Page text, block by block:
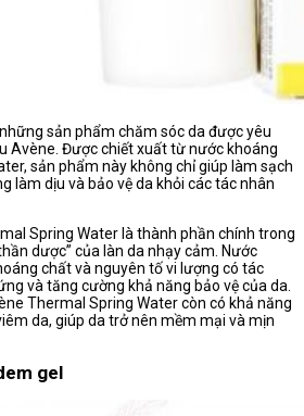
sản phẩm chăm sóc da được yêu
Avène. Được chiết xuất từ nước khoáng
sản phẩm này không chỉ giúp làm sạch
làm dịu và bảo vệ da khỏi các tác nhân
Spring Water là thành phần chính trong
dược” của làn da nhạy cảm. Nước
chất và nguyên tố vi lượng có tác
và tăng cường khả năng bảo vệ của da.
Thermal Spring Water còn có khả năng
da, giúp da trở nên mềm mại và mịn
gel